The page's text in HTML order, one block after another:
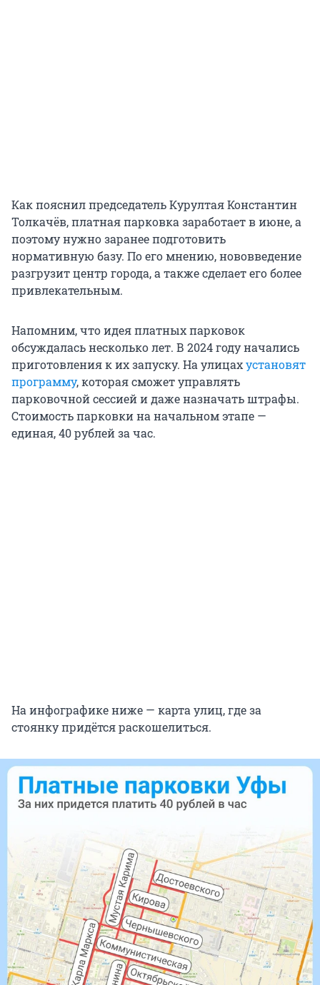
Как пояснил председатель Курултая Константин
Толкачёв, платная парковка заработает в июне, а
поэтому нужно заранее подготовить
нормативную базу. По его мнению, нововведение
разгрузит центр города, а также сделает его более
привлекательным.
Напомним, что идея платных парковок
обсуждалась несколько лет. В 2024 году начались
приготовления к их запуску. На улицахустановят
программу, которая сможет управлять
парковочной сессией и даже назначать штрафы.
Стоимость парковки на начальном этапе —
единая, 40 рублей за час.
На инфографике ниже — карта улиц, где за
стоянку придётся раскошелиться.